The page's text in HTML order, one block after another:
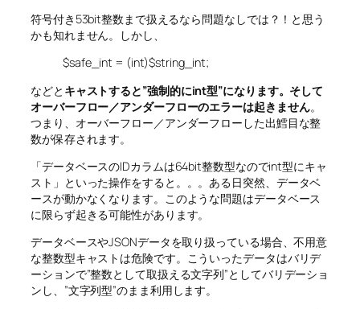
符号付き53bit整数まで扱えるなら問題なしでは？！と思う
かも知れません。しかし、
$safe_int = (int)$string_int;
などと キャストすると”強制的にint型”になります。そして
オーバーフロー／アンダーフローのエラーは起きません。
つまり、オーバーフロー／アンダーフローした出鱈目な整
数が保存されます。
「データベースのIDカラムは64bit整数型なのでint型にキャ
スト」といった操作をすると。。。ある日突然、データベ
ースが動かなくなります。このような問題はデータベース
に限らず起きる可能性があります。
データベースやJSONデータを取り扱っている場合、不用意
な整数型キャストは危険です。こういったデータはバリデ
ーションで”整数として取扱える文字列”としてバリデーショ
ンし、”文字列型”のまま利用します。